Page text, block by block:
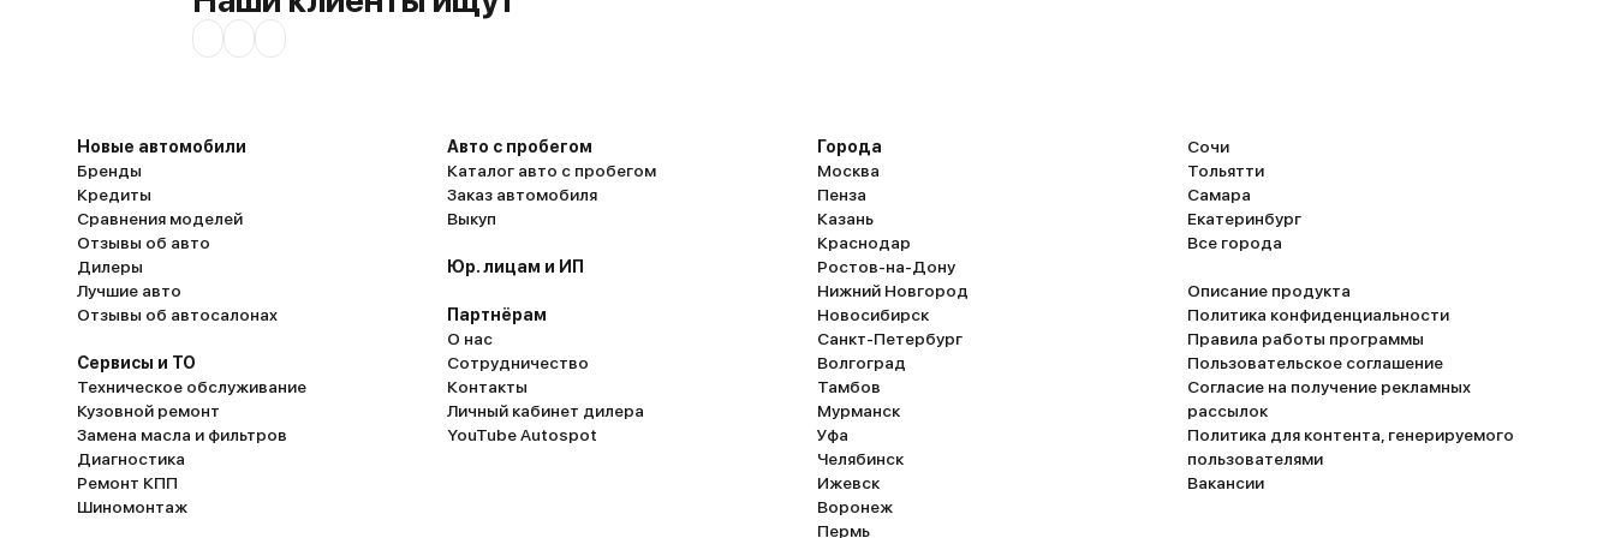
Новые автомобили
Бренды
Кредиты
Сравнения моделей
Отзывы об авто
Дилеры
Лучшие авто
Отзывы об автосалонах
Сервисы и ТО
Техническое обслуживание
Кузовной ремонт
Замена масла и фильтров
Диагностика
Ремонт КПП
Шиномонтаж
Авто с пробегом
Каталог авто с пробегом
Заказ автомобиля
Выкуп
Юр. лицам и ИП
Партнёрам
О нас
Сотрудничество
Контакты
Личный кабинет дилера
YouTube Autospot
Города
Москва
Пенза
Казань
Краснодар
Ростов-на-Дону
Нижний Новгород
Новосибирск
Санкт-Петербург
Волгоград
Тамбов
Мурманск
Уфа
Челябинск
Ижевск
Воронеж
Пермь
Сочи
Тольятти
Самара
Екатеринбург
Все города
Описание продукта
Политика конфиденциальности
Правила работы программы
Пользовательское соглашение
Согласие на получение рекламных
рассылок
Политика для контента, генерируемого
пользователями
Вакансии